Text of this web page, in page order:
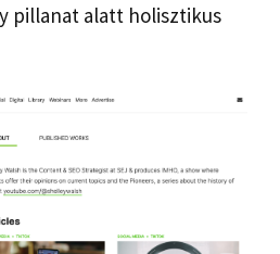
pillanat alatt holisztikus